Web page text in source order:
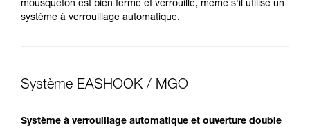
mousqueton est bien fermé et verrouillé, même s'il utilise un
système à verrouillage automatique.
Système EASHOOK / MGO
Système à verrouillage automatique et ouverture double